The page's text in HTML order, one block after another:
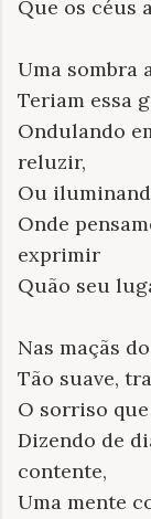
Que os céus
Uma sombra
Teriam essa
Ondulando
reluzir,
Ou
Onde
exprimir
Quão seu
Nas maçãs
Tão suave,
O sorriso
Dizendo de
contente,
Uma mente